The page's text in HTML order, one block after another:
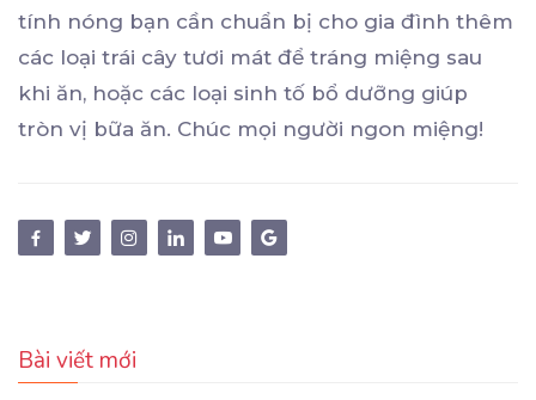
tính nóng bạn cần chuẩn bị cho gia đình thêm
các loại trái cây tươi mát để tráng miệng sau
khi ăn, hoặc các loại sinh tố bổ dưỡng giúp
tròn vị bữa ăn. Chúc mọi người ngon miệng!
Bài viết mới